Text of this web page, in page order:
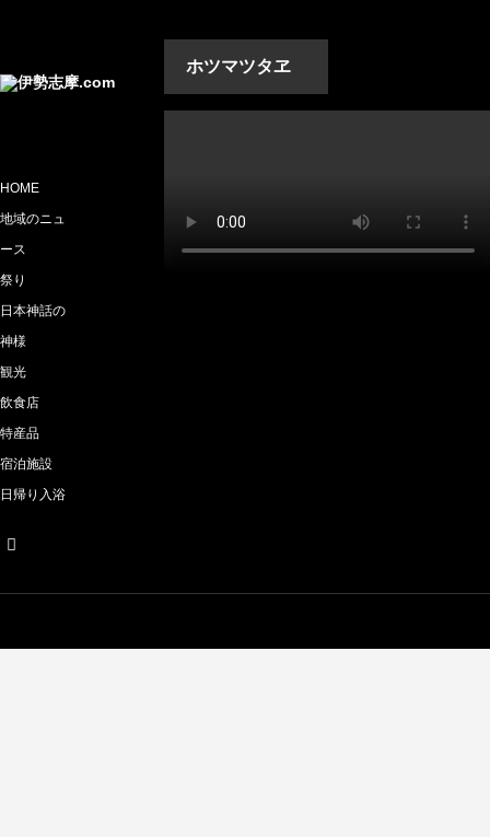
ホツマツタヱ
HOME
地域のニュ
ース
祭り
日本神話の
神様
観光
飲食店
特産品
宿泊施設
日帰り入浴